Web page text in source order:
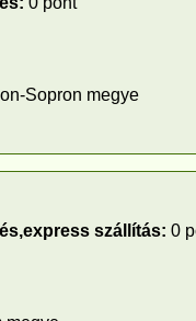
Sopron megye
szállítás: 0